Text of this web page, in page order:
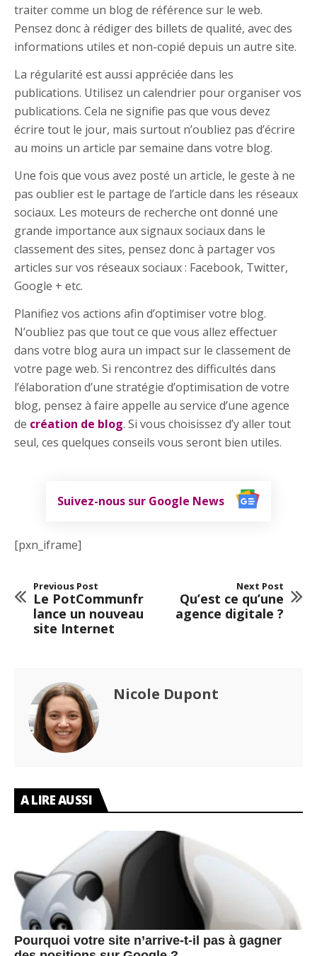
traiter comme un blog de référence sur le web.
Pensez donc à rédiger des billets de qualité, avec des
informations utiles et non-copié depuis un autre site.
La régularité est aussi appréciée dans les
publications. Utilisez un calendrier pour organiser vos
publications. Cela ne signifie pas que vous devez
écrire tout le jour, mais surtout n’oubliez pas d’écrire
au moins un article par semaine dans votre blog.
Une fois que vous avez posté un article, le geste à ne
pas oublier est le partage de l’article dans les réseaux
sociaux. Les moteurs de recherche ont donné une
grande importance aux signaux sociaux dans le
classement des sites, pensez donc à partager vos
articles sur vos réseaux sociaux : Facebook, Twitter,
Google + etc.
Planifiez vos actions afin d’optimiser votre blog.
N’oubliez pas que tout ce que vous allez effectuer
dans votre blog aura un impact sur le classement de
votre page web. Si rencontrez des difficultés dans
l’élaboration d’une stratégie d’optimisation de votre
blog, pensez à faire appelle au service d’une agence
de création de blog. Si vous choisissez d’y aller tout
seul, ces quelques conseils vous seront bien utiles.
Suivez-nous sur Google News
[pxn_iframe]
Previous Post
Le PotCommunfr
lance un nouveau
site Internet
Next Post
Qu’est ce qu’une
agence digitale ?
Nicole Dupont
A LIRE AUSSI
Pourquoi votre site n’arrive-t-il pas à gagner